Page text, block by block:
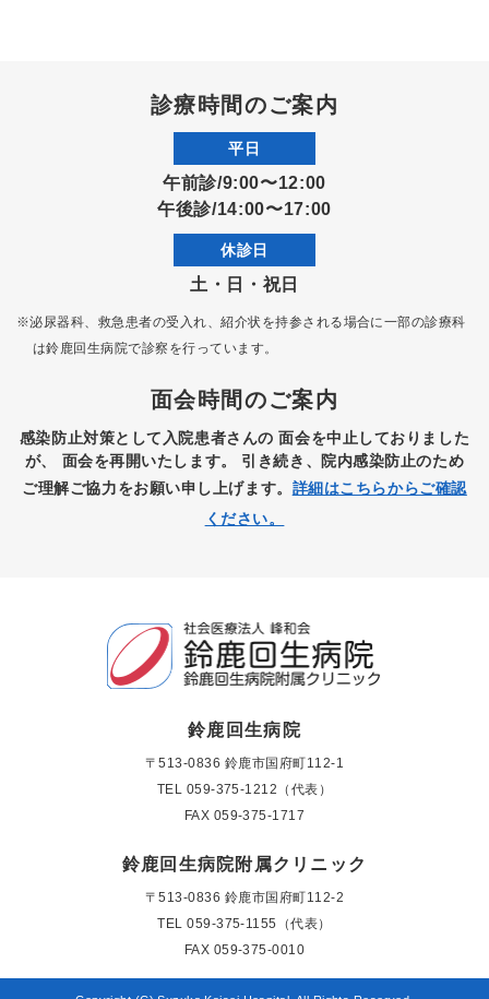
診療時間のご案内
平日
午前診/9:00〜12:00
午後診/14:00〜17:00
休診日
土・日・祝日
※泌尿器科、救急患者の受入れ、紹介状を持参される場合に一部の診療科
は鈴鹿回生病院で診察を行っています。
面会時間のご案内
感染防止対策として入院患者さんの面会を中止しておりました
が、 面会を再開いたします。 引き続き、院内感染防止のため
ご理解ご協力をお願い申し上げます。 詳細はこちらからご確認
ください。
鈴鹿回生病院
〒513-0836 鈴鹿市国府町112-1
TEL 059-375-1212（代表）
FAX 059-375-1717
鈴鹿回生病院附属クリニック
〒513-0836 鈴鹿市国府町112-2
TEL059-375-1155（代表）
FAX 059-375-0010